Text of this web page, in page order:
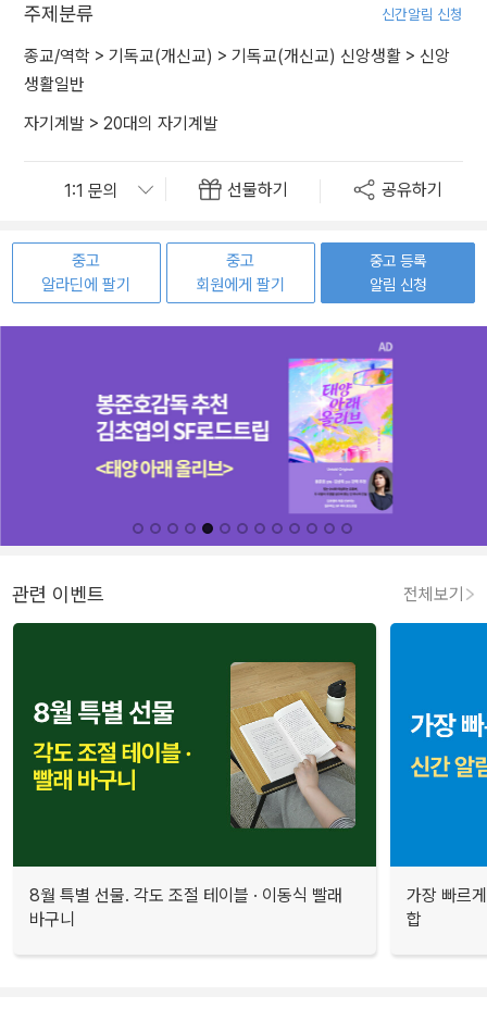
주제분류 신간알림 신청
종교/역학 > 기독교(개신교) > 기독교(개신교) 신앙생활 > 신앙
생활일반
자기계발 > 20대의 자기계발
선물하기 공유하기
중고
알라딘에 팔기
중고
회원에게 팔기
중고 등록
알림 신청
관련 이벤트 전체보기
8월 특별 선물. 각도 조절 테이블 · 이동식 빨래
바구니
가장 빠르
합